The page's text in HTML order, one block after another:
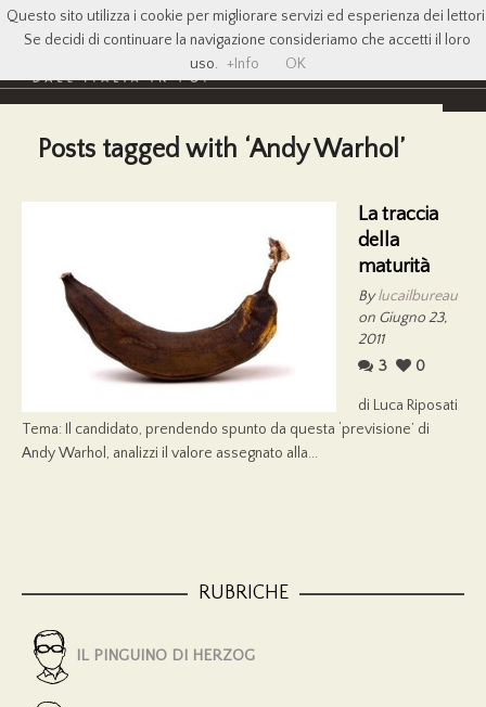
Posts tagged with ‘Andy Warhol’
La traccia
della
maturità
Bylucailbureau
on Giugno 23,
2011
3
0
di Luca Riposati
Tema: Il candidato, prendendo spunto da questa ‘previsione’ di
Andy Warhol, analizzi il valore assegnato alla...
RUBRICHE
IL PINGUINO DI HERZOG
Questo sito utilizza i cookie per migliorare servizi ed esperienza dei
Se decidi di continuare la navigazione consideriamo che accetti il loro
uso. +Info OK